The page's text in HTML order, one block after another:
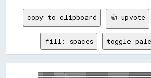
copy to clipboard 👍 upvote
fill: spaces toggle
████████████████▓▓▓▓▓▓▓▓▓▓████████████████████████████████████████████████████████████████████████████████████████████████████████████████████████████
████████████████▓▓▓▓▓▓▓▓▓▓▓▓██████████████████████████████████████████████████████████████████████████████████████████████████████████████████████████
██████████████▓▓▓▓▓▓▓▓▓▓▓▓▓▓▓▓████████████████████████████████████████████████████████████████████████████████████████████████████████████████████████
████████████▓▓▓▓▓▓▓▓▓▓▓▓▓▓▓▓▓▓▓▓██████████████████████████████████████████████████████████████████████████████████████████████████████████████████████
████████████▓▓▓▓▓▓▓▓▓▓▓▓▓▓▓▓▓▓▓▓██████████████████████████████████████████████████████████████████████████████████████████████████████████████████████
████████▓▓▓▓▓▓▓▓▓▓▓▓▓▓▓▓▓▓▓▓▓▓▓▓▓▓▓▓██████████████████████████████████████████████████████████████████████████████████████████████████████████████████
████████▓▓██▓▓▓▓▓▓▓▓▓▓▓▓▓▓▓▓▓▓▓▓▓▓▓▓██████████████████████████████████████████████████████████████████████████████████████████████████████████████████
▓▓▓▓████▓▓▓▓▓▓▓▓▓▓▓▓▓▓▓▓▓▓▓▓▓▓▓▓▓▓▓▓▓▓████████████████████████████████████████████████████████████████████████████████████████████████████████████████
▓▓▓▓▓▓▓▓▓▓▓▓▓▓▓▓▓▓▓▓▓▓▓▓▓▓▓▓▓▓▓▓▓▓▓▓▓▓████████████████████████████████████████████████████████████████████████████████████████████████████████████████
▓▓▓▓▓▓▓▓▓▓▓▓▓▓▓▓▓▓▓▓▓▓▓▓▓▓▓▓▓▓▓▓▓▓▓▓▓▓▓▓██████████████████████████████████████████████████████████████████████████████████████████████████████████████
▓▓▓▓▓▓▓▓▓▓▓▓▓▓▓▓▓▓▓▓▓▓▓▓▓▓▓▓▓▓▓▓▓▓▓▓▓▓▓▓▓▓████████████████████████████████████████████████████████████████████████████████████████████████████████████
▓▓▓▓▓▓▓▓▓▓▓▓▓▓▓▓▓▓▓▓▓▓▓▓▓▓▓▓▓▓▓▓▓▓▓▓▓▓▓▓▓▓▓▓▓▓████████████████████████████████████████████████████████████████████████████████████████████████████████
▓▓▓▓▓▓▓▓▓▓▓▓▓▓▓▓▓▓▓▓▓▓▓▓▓▓▓▓▓▓▓▓▓▓▓▓▓▓▓▓▓▓▓▓▓▓▓▓██████████████████████████████████████████████████████████████████████████████████████████████████████
▓▓▓▓▓▓▓▓▓▓▓▓▓▓▓▓▓▓▓▓▓▓▓▓▓▓▓▓▓▓▓▓▓▓▓▓▓▓▓▓▓▓▓▓▓▓▓▓▓▓▓▓▓▓▓▓▓▓████████████████████████████████████████████████████████████████████████████████████████████
▓▓▓▓▓▓▓▓▓▓▓▓▓▓▓▓▓▓▓▓▓▓▓▓▓▓▓▓▓▓▓▓▓▓▓▓▓▓▓▓▓▓▓▓▓▓▓▓▓▓▓▓▓▓▓▓▓▓████████████████████████████████████████████████████████████████████████████████████████████
▓▓▓▓▓▓▓▓▓▓▓▓▓▓▓▓▓▓▓▓▓▓▓▓▓▓▓▓▓▓▓▓▓▓▓▓▓▓▓▓▓▓▓▓▓▓▓▓▓▓▓▓▓▓▓▓▓▓▓▓▓▓██████████████████████████████████▓▓████████████████████████████████████████████████████
▓▓▓▓▓▓▓▓▓▓▓▓▓▓▓▓▓▓▓▓▓▓▓▓▓▓▓▓▓▓▓▓▓▓▓▓▓▓▓▓▓▓▓▓▓▓▓▓▓▓▓▓▓▓▓▓▓▓████████████████████████████████▓▓▓▓▓▓▓▓▓▓▓▓████████████████████████████████████████████████
▓▓▓▓▓▓▓▓▓▓▓▓▓▓▓▓▓▓▓▓▓▓▓▓▓▓▓▓▓▓▓▓▓▓▓▓▓▓▓▓▓▓▓▓▓▓▓▓▓▓▓▓▓▓▓▓▓▓████████████████████████████████▓▓▓▓▓▓▓▓▓▓▓▓▓▓▓▓▓▓▓▓████████████████████████████████████████
▓▓▓▓▓▓▓▓▓▓▓▓▓▓▓▓▓▓▓▓▓▓▓▓▓▓▓▓▓▓▓▓▓▓▓▓▓▓▓▓▓▓▓▓▓▓▓▓▓▓▓▓▓▓▓▓▓▓▓▓████████████████████████████████▓▓▓▓▓▓▓▓▓▓▓▓▓▓▓▓▓▓▓▓██████████████████████████████████████
▓▓▓▓▓▓▓▓▓▓▓▓▓▓▓▓▓▓▓▓▓▓▓▓▓▓▓▓▓▓▓▓▓▓▓▓▓▓▓▓▓▓▓▓▓▓▓▓▓▓▓▓▓▓▓▓▓▓▓▓▓▓██████████████████████████████▓▓▓▓▓▓▓▓▓▓▓▓▓▓▓▓▓▓▓▓▓▓████████████████████████████████████
▓▓▓▓▓▓▓▓▓▓▓▓▓▓▓▓▓▓▓▓▓▓▓▓▓▓▓▓▓▓▓▓▓▓▓▓▓▓▓▓▓▓▓▓▓▓▓▓▓▓▓▓▓▓▓▓▓▓▓▓▓▓▓▓████████████████████████████▓▓▓▓▓▓▓▓▓▓▓▓▓▓▓▓▓▓▓▓▓▓▓▓██████████████████████████████████
▓▓▓▓▓▓▓▓▓▓▓▓▓▓▓▓▓▓▓▓▓▓▓▓▓▓▓▓▓▓▓▓▓▓▓▓▓▓▓▓▓▓▓▓██▓▓▓▓▓▓▓▓▓▓██▓▓▓▓██▓▓████████████████████████▓▓▓▓▓▓▓▓▓▓▓▓▓▓▓▓▓▓▓▓▓▓▓▓▓▓▓▓▓▓██████████████████████████████
▓▓▓▓▓▓▓▓▓▓▓▓▓▓▓▓▓▓▓▓▓▓▓▓▓▓▓▓▓▓▓▓▓▓▓▓▓▓▓▓▓▓▓▓▓▓▓▓▓▓▓▓▓▓▓▓▓▓▓▓▓▓▓▓▓▓████████████████████▓▓▓▓██▓▓▓▓▓▓▓▓▓▓▓▓▓▓▓▓▓▓▓▓▓▓▓▓▓▓▓▓▓▓▓▓▓▓▓▓██████████████████████
▓▓▓▓▓▓▓▓▓▓▓▓▓▓▓▓▓▓▓▓▓▓▓▓▓▓▓▓▓▓▓▓▓▓▓▓▓▓▓▓▓▓▓▓▓▓▓▓▓▓▓▓▓▓▓▓▓▓▓▓▓▓▓▓▓▓████████████████████▓▓▓▓▓▓▓▓▓▓▓▓▓▓▓▓▓▓▓▓▓▓▓▓▓▓▓▓▓▓▓▓▓▓▓▓▓▓▓▓▓▓▓▓▓▓▓▓▓▓██████████████
▓▓▓▓▓▓▓▓▓▓▓▓▓▓▓▓▓▓▓▓▓▓▓▓▓▓▓▓▓▓▓▓▓▓▓▓▓▓▓▓▓▓▒▒▒▒▒▒▒▒▒▒▒▒▒▒▓▓▓▓▓▓▓▓▓▓▓▓▓▓▓▓▓▓▓▓████▓▓████▓▓▒▒▒▒▒▒░░▒▒▒▒▒▒▒▒▓▓▓▓▓▓▓▓▓▓▓▓▓▓▓▓▓▓▓▓▓▓▓▓▓▓▓▓▓▓▓▓▓▓▓▓▓▓████████
▓▓▓▓▓▓▓▓▓▓▓▓▓▓▓▓▓▓▓▓▓▓▓▓▓▓▓▓▓▓▓▓▓▓▓▓▓▓▓▓▓▓▒▒▒▒▒▒▒▒▒▒▒▒▒▒▒▒▓▓▓▓▓▓▓▓▓▓▓▓▓▓▓▓▓▓▓▓▓▓▓▓▓▓▓▓▒▒▒▒▒▒▒▒▒▒░░▒▒▒▒▒▒▓▓▓▓▓▓▓▓▓▓▓▓▓▓▓▓▓▓▓▓▓▓▓▓▓▓▓▓▓▓▓▓▓▓▓▓▓▓████████
▓▓▓▓▓▓▓▓▓▓▓▓▓▓▓▓▓▓▓▓▓▓▓▓▓▓▓▓▓▓▓▓▓▓▓▓▓▓▓▓▓▓▒▒▒▒▒▒▒▒▒▒▒▒▓▓▒▒▒▒▓▓▓▓▓▓▓▓▓▓▓▓▓▓▓▓▓▓▓▓▓▓██▒▒▒▒▒▒▒▒▒▒▒▒▒▒▒▒▒▒▒▒▓▓▓▓▓▓▓▓▓▓▓▓▓▓▓▓▓▓▓▓▓▓▓▓▓▓▓▓▓▓▓▓▓▓▓▓▓▓▓▓▓▓▓▓▓▓
▓▓▓▓▓▓▓▓▓▓▓▓▓▓▓▓▓▓▓▓▓▓▓▓▓▓▓▓▓▓▓▓▓▓▓▓▓▓▓▓▓▓▒▒▓▓▒▒▒▒▒▒▒▒▒▒▒▒▒▒▒▒▓▓▓▓▓▓▓▓▓▓▓▓▓▓▓▓▓▓▓▓▒▒▒▒░░▒▒▒▒▒▒░░▒▒▒▒▒▒▒▒▓▓▓▓▓▓▓▓▓▓▓▓▓▓▓▓▓▓▓▓▓▓▓▓▓▓▓▓▓▓▓▓▓▓▓▓▓▓▓▓▓▓▓▓▓▓
▓▓▓▓▓▓▓▓▓▓▓▓▓▓▓▓▓▓▓▓▓▓▓▓▓▓▓▓▓▓▓▓▓▓▓▓▓▓▓▓▓▓▓▓▒▒▓▓▒▒▒▒▒▒▒▒▒▒▒▒▒▒▒▒▓▓▓▓▓▓▓▓▓▓▓▓▓▓▓▓▒▒▒▒▒▒▒▒▒▒▒▒▒▒▒▒░░▒▒▒▒▒▒▓▓▓▓▓▓▓▓▓▓▓▓▓▓▓▓▓▓▓▓▓▓▓▓▓▓▓▓▓▓▓▓▓▓▓▓▓▓▓▓▓▓▓▓▓▓
▓▓▓▓▓▓▓▓▓▓▓▓▓▓▓▓▓▓▓▓▓▓▓▓▓▓▓▓▓▓▓▓▓▓▓▓▓▓▓▓▓▓▒▒▒▒▒▒▒▒▒▒▒▒▒▒▒▒▒▒▒▒▒▒▒▒▓▓▓▓▓▓▓▓▓▓▓▓▒▒▒▒▒▒▒▒▒▒▒▒▒▒▒▒▒▒▒▒▒▒▒▒▒▒▓▓▓▓▓▓▓▓▓▓▓▓▓▓▓▓▓▓▓▓▓▓▓▓▓▓▓▓▓▓▓▓▓▓▓▓▓▓▓▓▓▓▓▓▓▓
▓▓▓▓▓▓▓▓▓▓▓▓▓▓▓▓▓▓▓▓▓▓▓▓▓▓▓▓▓▓▓▓▓▓▓▓▓▓▓▓▓▓▒▒▒▒▒▒▒▒▒▒▒▒▒▒▒▒▒▒▒▒▒▒▒▒▒▒▓▓▓▓▓▓▓▓▒▒▒▒▒▒▒▒▒▒▒▒░░▒▒░░░░▒▒▒▒▒▒▒▒▓▓▓▓▓▓▓▓▓▓▓▓▓▓▓▓▓▓▓▓▓▓▓▓▓▓▓▓▓▓▓▓▓▓▓▓▓▓▓▓▓▓▓▓▓▓
▓▓▓▓▓▓▓▓▓▓▓▓▓▓▓▓▓▓▓▓▓▓▓▓▓▓▓▓▓▓▓▓▓▓▓▓▓▓▓▓▓▓▒▒▓▓▒▒▒▒▒▒▒▒▒▒▒▒▒▒▒▒▒▒▒▒▒▒▒▒▓▓▓▓▒▒▒▒▒▒▒▒▒▒▒▒▒▒▒▒▒▒▒▒░░░░░░▒▒▓▓▓▓▓▓▓▓▓▓▓▓▓▓▓▓▓▓▓▓▓▓▓▓▓▓▓▓▓▓▓▓▓▓▓▓▓▓▓▓▓▓▓▓▓▓▓▓
▓▓▓▓▓▓▓▓▓▓▓▓▓▓▓▓▓▓▓▓▓▓▓▓▓▓▓▓▓▓▓▓▓▓▓▓▓▓▓▓▓▓▓▓▒▒▒▒▒▒▒▒▒▒▒▒▒▒▒▒▒▒▒▒▒▒▒▒▒▒▒▒▒▒▒▒▒▒▒▒▒▒▒▒▒▒▒▒░░░░▒▒░░░░░░▒▒▓▓▓▓▓▓▓▓▓▓▓▓▓▓▓▓▓▓▓▓▓▓▓▓▓▓▓▓▓▓▓▓▓▓▓▓▓▓▓▓▓▓▓▓▓▓▓▓
▓▓▓▓▓▓▓▓▓▓▓▓▓▓▓▓▓▓▓▓▓▓▓▓▓▓▓▓▓▓▓▓▓▓▓▓▓▓▓▓▓▓▒▒▒▒▒▒▒▒▒▒▒▒▒▒▒▒▒▒▒▒▒▒▒▒▒▒▒▒▒▒▒▒▒▒▒▒▒▒▒▒▒▒░░▒▒░░░░░░░░░░░░▒▒▓▓▓▓▓▓▓▓▓▓▓▓▓▓▓▓▓▓▓▓▓▓▓▓▓▓▓▓▓▓▓▓▓▓▓▓▓▓▓▓▓▓▓▓▓▓▓▓
▓▓▓▓▓▓████▓▓▓▓▓▓▓▓▓▓▓▓▓▓▓▓██████▓▓▓▓▓▓▓▓▓▓▓▓▒▒▒▒▒▒▒▒▒▒▒▒▒▒▒▒▒▒▒▒▒▒▒▒▒▒▒▒▒▒▒▒▒▒▒▒░░▒▒░░▒▒░░░░░░░░░░░░░░▓▓▓▓▓▓▓▓▓▓▓▓▓▓▓▓▓▓▓▓▓▓▓▓▓▓▓▓▓▓▓▓▓▓▓▓▓▓▓▓▓▓▓▓▓▓▓▓
▓▓▓▓██████████████████████▓▓▓▓▓▓▓▓▓▓▓▓▓▓▓▓▒▒▒▒▒▒▒▒▒▒▒▒▒▒▓▓▒▒▒▒▒▒▒▒▒▒▒▒▒▒▒▒▒▒▒▒░░▒▒▒▒░░░░▒▒░░░░░░░░░░░░▓▓▓▓▓▓▓▓▓▓▓▓▓▓▓▓▓▓▓▓▓▓▓▓▓▓▓▓▓▓▓▓▓▓▓▓▓▓▓▓▓▓▓▓▓▓▓▓
██████████████████████████████▓▓▓▓▓▓▓▓▓▓▓▓▒▒▒▒▒▒▒▒▒▒▒▒▒▒▓▓▒▒▒▒▒▒▒▒▒▒▒▒░░▒▒░░▒▒▒▒░░▒▒░░▓▓▓▓░░░░░░░░░░░░▓▓▓▓▓▓▓▓▓▓▓▓▓▓▓▓▓▓▓▓▓▓▓▓▓▓▓▓▓▓▓▓▓▓▓▓▓▓▓▓▓▓▓▓▓▓▓▓
██████████████████████████████▓▓▓▓▓▓▓▓▓▓▓▓▒▒▒▒▓▓▒▒▒▒▒▒▒▒▓▓▓▓▒▒▒▒▒▒▒▒▒▒▒▒░░▒▒░░░░░░░░▓▓▓▓▒▒░░░░░░░░░░░░▓▓▓▓▓▓▓▓▓▓▓▓▓▓▓▓▓▓▓▓▓▓▓▓▓▓▓▓▓▓▓▓▓▓▓▓▓▓▓▓▓▓▓▓▓▓▓▓
██████████████████████████████▓▓▓▓▓▓▓▓▓▓▓▓▒▒▒▒▒▒▒▒▓▓▒▒▒▒▓▓▓▓▓▓▒▒▒▒▒▒▒▒░░▒▒░░░░░░░░▓▓▓▓▓▓▒▒░░░░░░░░░░░░▒▒▓▓▓▓▓▓▓▓▓▓▓▓▓▓▓▓▓▓▓▓▓▓▓▓▓▓▓▓▓▓▓▓▓▓▓▓▓▓▓▓▓▓▓▓▓▓
██████████████████████████████▓▓▓▓▓▓▓▓▓▓▓▓▒▒▒▒▒▒▓▓▒▒▒▒▒▒▓▓▓▓▓▓▓▓▒▒▒▒░░▒▒░░░░░░▒▒▓▓▓▓▓▓▓▓▒▒░░░░░░░░░░░░▒▒▓▓▓▓▓▓▓▓▓▓▓▓▓▓▓▓▓▓▓▓▓▓▓▓▓▓▓▓▓▓▓▓▓▓▓▓▓▓▓▓▓▓▓▓▓▓
██████████████████████████████▓▓▓▓▓▓▓▓▓▓▓▓▒▒▒▒▒▒▒▒▒▒▒▒▒▒▓▓▓▓▓▓▓▓▓▓▒▒░░░░▒▒░░▒▒▓▓▓▓▓▓▓▓▓▓░░░░░░░░░░░░░░▒▒▓▓▓▓▓▓▓▓▓▓▓▓▓▓▓▓▓▓▓▓▓▓▓▓▓▓▓▓▓▓▓▓▓▓▓▓▓▓▓▓▓▓▓▓▓▓
██████████████████████████████▓▓▓▓▓▓▓▓▓▓▓▓▒▒▒▒▒▒▒▒▒▒▒▒▒▒▓▓▓▓▓▓▓▓▓▓▓▓▒▒▒▒░░▒▒▓▓▓▓▓▓▓▓▓▓▓▓▒▒░░░░        ▒▒▓▓▓▓▓▓▓▓▓▓▓▓▓▓▓▓▓▓▓▓▓▓▓▓▓▓▓▓▓▓▓▓▓▓▓▓▓▓▓▓▓▓▓▓▓▓
████████████████████████████████▓▓▓▓▓▓▓▓▓▓▒▒▒▒▒▒▒▒▒▒▒▒▒▒▓▓▓▓▓▓▓▓▓▓▓▓▓▓▒▒▒▒▓▓▓▓▓▓▓▓▓▓▓▓▓▓▒▒            ▒▒▓▓▓▓▓▓▓▓▓▓▓▓▓▓▓▓▓▓▓▓▓▓▓▓▓▓▓▓▓▓▓▓▓▓▓▓▓▓▓▓▓▓▓▓▓▓
████████████████████████████████▓▓▓▓▓▓▓▓▓▓▒▒▒▒▒▒▒▒▒▒▒▒▒▒▓▓▓▓▓▓▓▓▓▓▓▓▓▓▓▓▓▓▓▓▓▓▓▓▓▓▓▓▓▓▓▓▒▒            ▒▒▓▓▓▓▓▓▓▓▓▓▓▓▓▓▓▓▓▓▓▓▓▓▓▓▓▓▓▓▓▓▓▓▓▓▓▓▓▓▓▓▓▓▓▓▓▓
██████████████████████████████████▓▓▓▓▓▓▓▓▒▒▒▒▒▒▒▒▒▒░░▒▒▓▓▓▓▓▓▓▓▓▓▓▓▓▓▓▓▓▓▓▓▓▓▓▓▓▓▓▓▓▓▓▓▒▒            ▒▒▓▓▓▓▓▓▓▓▓▓▓▓▓▓▓▓▓▓▓▓▓▓▓▓▓▓▓▓▓▓▓▓▓▓▓▓▓▓▓▓▓▓▓▓▓▓
██████████████████████████████▓▓██▓▓▓▓▓▓▓▓▒▒▒▒▒▒▒▒▒▒▒▒▒▒▓▓▓▓▓▓▓▓▓▓▓▓▓▓▓▓▓▓▓▓▓▓▓▓▓▓▓▓▓▓▓▓▓▓▒▒▒▒▒▒▒▒▒▒▒▒▓▓▓▓▓▓▓▓▓▓▓▓▓▓▓▓▓▓▓▓▓▓▓▓▓▓▓▓▓▓▓▓▓▓▓▓▓▓▓▓▓▓▓▓▓▓▓▓
██████████████████████████████████▓▓▓▓▓▓▓▓▒▒░░▒▒▒▒▒▒▒▒░░▓▓▓▓▓▓▓▓▓▓▓▓▓▓▓▓▓▓▓▓▓▓▓▓▓▓▓▓▓▓▓▓▒▒░░░░░░      ▒▒▓▓▓▓▓▓▓▓▓▓▓▓▓▓▓▓▓▓▓▓▓▓▓▓▓▓▓▓▓▓▓▓▓▓▓▓▓▓▓▓▓▓▓▓▓▓
██████████████████████████████████▓▓▓▓▓▓▓▓▒▒▒▒▒▒▒▒▒▒▒▒▒▒▓▓▓▓▓▓▓▓▓▓▓▓▓▓▓▓▓▓▓▓▓▓▓▓▓▓▓▓▓▓▓▓▒▒            ▒▒▓▓▓▓▓▓▓▓▓▓▓▓▓▓▓▓▓▓▓▓▓▓▓▓▓▓▓▓▓▓▓▓▓▓▓▓▓▓▓▓▓▓▓▓▓▓